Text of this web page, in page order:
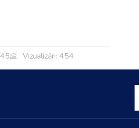
Vizualizări: 454